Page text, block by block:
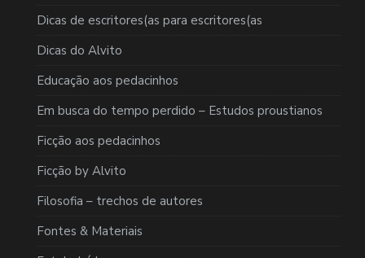
Dicas de escritores(as para escritores(as
Dicas do Alvito
Educação aos pedacinhos
Em busca do tempo perdido – Estudos proustianos
Ficção aos pedacinhos
Ficção by Alvito
Filosofia – trechos de autores
Fontes & Materiais